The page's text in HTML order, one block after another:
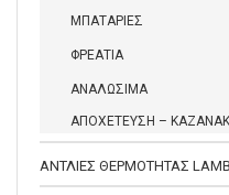
ΜΠΑΤΑΡΙΕΣ
ΦΡΕΑΤΙΑ
ΑΝΑΛΩΣΙΜΑ
ΑΠΟΧΕΤΕΥΣΗ –
ΑΝΤΛΙΕΣ ΘΕΡΜΟΤΗΤΑΣ